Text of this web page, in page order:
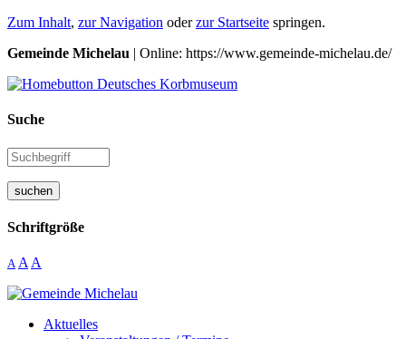
Zum Inhalt, zur Navigation oderzur Startseite springen.
Gemeinde Michelau | Online: https://www.gemeinde-michelau.de/
Suche
suchen
Schriftgröße
A A A
Aktuelles